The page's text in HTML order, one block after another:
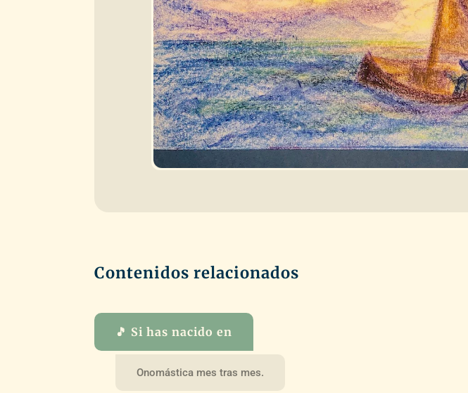
Contenidos relacionados
🎵 Si has nacido en
Onomástica mes tras mes.